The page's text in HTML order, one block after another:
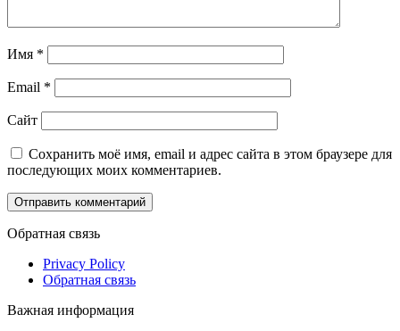
Имя *
Email *
Сайт
Сохранить моё имя, email и адрес сайта в этом браузере для
последующих моих комментариев.
Обратная связь
Privacy Policy
Обратная связь
Важная информация